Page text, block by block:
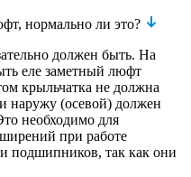
нормально ли это?
должен быть. На
еле заметный люфт
крыльчатка не должна
наружу (осевой) должен
необходимо для
при работе
подшипников, так как они